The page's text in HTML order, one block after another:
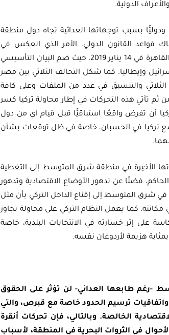
الدولية.
بسبب توجهاتها العدائية تجاه دول منطقة
قواعد القانون الدولي، الأمر الذي انعكس في
استبعاد أنقرة من منتدى غاز شرق المتوسط الذي أعلنت عنه القاهرة في 14 يناير 2019، حيث ضم البيان التأسيسي
وإيطاليا. كما شكل التحالف الثلاثي بين مصر
في نوفمبر 2014 كإطار للتعاون الثلاثي والتنسيق في عدد من الملفات وعلى كافة
ثم تأتي هذه التحركات في إطار محاولة تركيا كسر
أن تفرض واقعًا استباقيًّا قبل قيام أي من دول
تركيا في الحسبان، خاصة في ظل توقعات بشأن
الأخيرة في منطقة شرق المتوسط إلى التغطية
فضلًا عن تدهور الأوضاع الاقتصادية وتدهور
في شرق المتوسط إلى إقناع الداخل التركي بأن مثل
كما يعمل النظام التركي على محاولة تجاوز
على إثر خسارته في الانتخابات البلدية، خاصة
هزيمة لأردوغان نفسه.
-رغم طابعها العدائي- لن تؤثر على الحقوق
واتفاقيات ترسيم الحدود خاصة مع قبرص، والتي
الخالصة. وبالتالي، فإن تحركات أنقرة
في الثروات البحرية في المنطقة، لأسباب